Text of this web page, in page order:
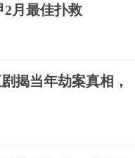
月最佳扑救
揭当年劫案真相，